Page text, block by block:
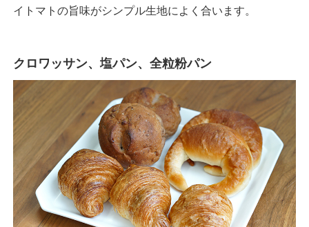
イトマトの旨味がシンプル生地によく合います。
クロワッサン、塩パン、全粒粉パン